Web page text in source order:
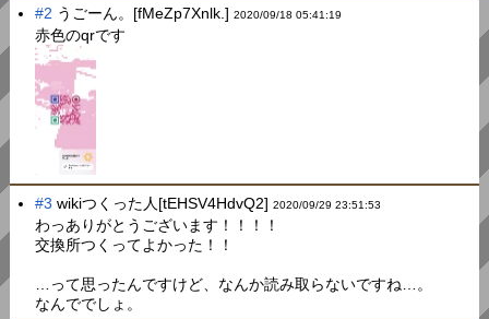
#2 うごーん。[fMeZp7Xnlk.]2020/09/18 05:41:19
赤色のqrです
#3 wikiつくった人[tEHSV4HdvQ2]2020/09/29 23:51:53
わっありがとうございます！！！！
交換所つくってよかった！！
…って思ったんですけど、なんか読み取らないですね…。
なんででしょ。